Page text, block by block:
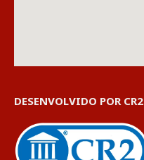
DESENVOLVIDO POR CR2